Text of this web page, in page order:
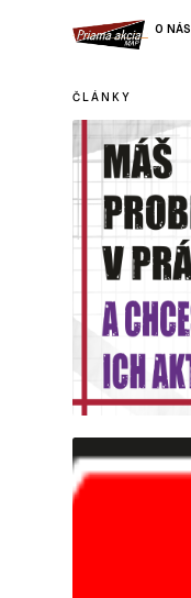
O NÁS
ČLÁNKY